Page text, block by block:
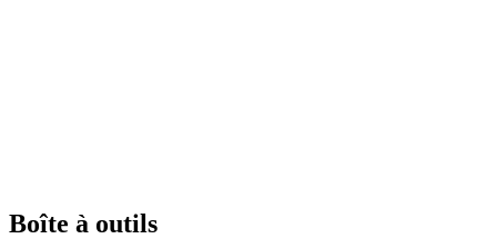
Boîte à outils